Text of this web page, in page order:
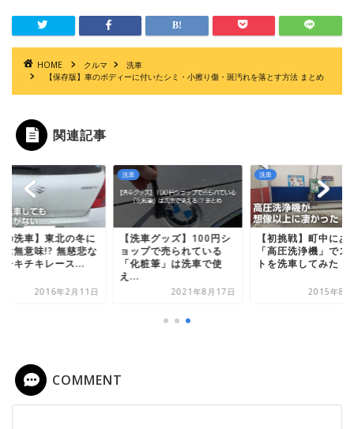
HOME クルマ
洗車
【保存版】車のボディーに付いたシミ・小擦り傷・斑汚れを落とす方法 まとめ
関連記事
の洗車】東北の冬に
は無意味!? 無慈悲な
チキチキレース...
2016年2月11日
洗車
【洗車グッズ】100円シ
ョップで売られている
「化粧筆」は洗車で使
え...
2021年8月17日
洗車
【初挑戦】町中にあ
「高圧洗浄機」でス
トを洗車してみた！
2015年8
COMMENT